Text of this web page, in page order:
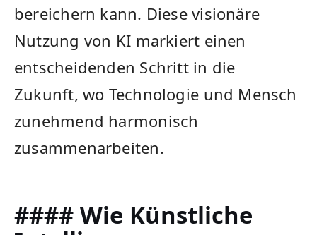
bereichern kann. Diese visionäre
Nutzung von‍ KI⁣ markiert einen
entscheidenden‌ Schritt ​in die
Zukunft, wo Technologie⁤ und Mensch
zunehmend harmonisch
zusammenarbeiten.
#### Wie Künstliche‍